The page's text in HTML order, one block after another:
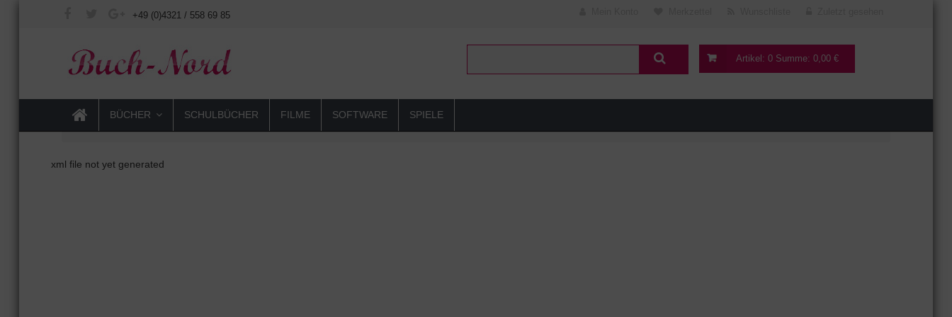
+49 (0)4321 / 558 69 85
Artikel: 0 Summe: 0,00 €
BÜCHER SCHULBÜCHER FILME SOFTWARE SPIELE
xml file not yet generated